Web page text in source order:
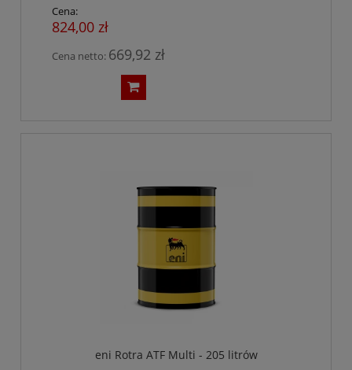
Cena:
824,00 zł
Cena netto: 669,92 zł
eni Rotra ATF Multi - 205 litrów